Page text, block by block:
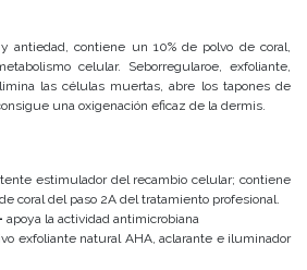
antiedad, contiene un 10% de polvo de coral,
celular. Seborregularoe, exfoliante,
las células muertas, abre los tapones de
una oxigenación eficaz de la dermis.
estimulador del recambio celular; contiene
coral del paso 2A del tratamiento profesional.
apoya la actividad antimicrobiana
exfoliante natural AHA, aclarante e iluminador